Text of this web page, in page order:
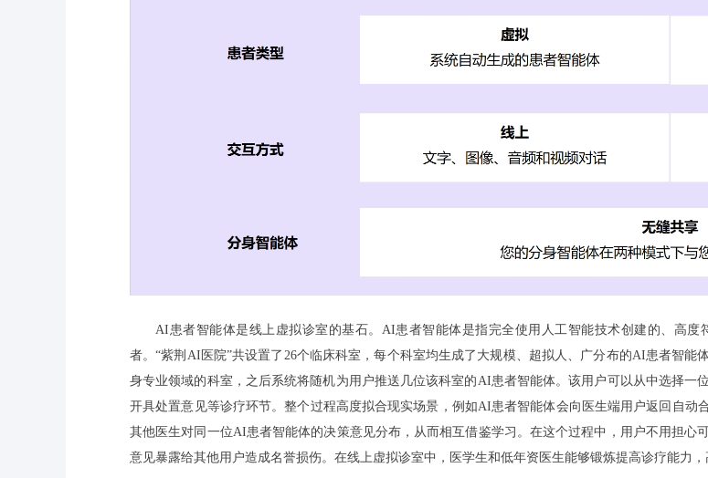
AI患者智能体是线上虚拟诊室的基石。AI患者智能体是指完全使用人工智能技术创建的、高
者。“紫荆AI医院”共设置了26个临床科室，每个科室均生成了大规模、超拟人、广分布的AI患者智能
身专业领域的科室，之后系统将随机为用户推送几位该科室的AI患者智能体。该用户可以从中选择一
开具处置意见等诊疗环节。整个过程高度拟合现实场景，例如AI患者智能体会向医生端用户返回自动
其他医生对同一位AI患者智能体的决策意见分布，从而相互借鉴学习。在这个过程中，用户不用担
意见暴露给其他用户造成名誉损伤。在线上虚拟诊室中，医学生和低年资医生能够锻炼提高诊疗能力